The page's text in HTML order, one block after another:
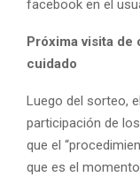
facebook en el
Próxima visita de
cuidado
Luego del sorteo,
participación de
que el
que es el